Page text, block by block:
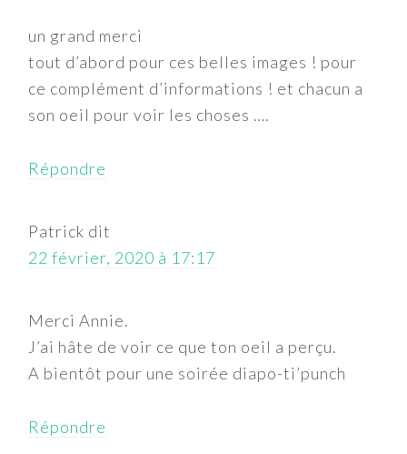
un grand merci
tout d’abord pour ces belles images ! pour
ce complément d’informations ! et chacun a
son oeil pour voir les choses ….
Répondre
Patrick dit
22 février, 2020 à 17:17
Merci Annie.
J’ai hâte de voir ce que ton oeil a perçu.
A bientôt pour une soirée diapo-ti’punch
Répondre